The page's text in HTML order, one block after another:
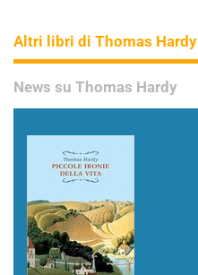
Altri libri di Thomas Hardy
News su Thomas Hardy